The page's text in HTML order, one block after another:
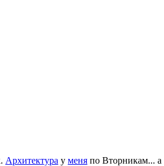
Архитектура у меня по Вторникам... а